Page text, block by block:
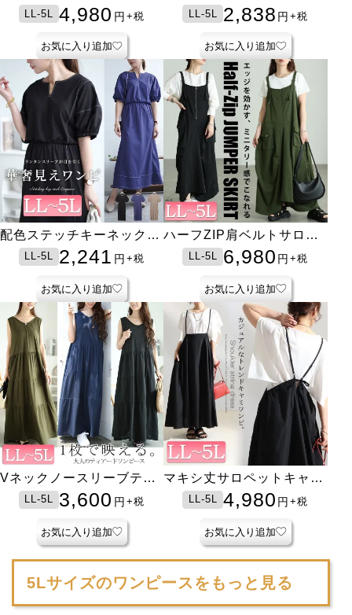
フォン袖ワンピース
LL-5L 4,980 円 +税
お気に入り追加
ソールワンピース
LL-5L 2,838 円 +税
お気に入り追加
配色ステッチキーネックギ
ャザーワンピース
LL-5L 2,241 円 +税
お気に入り追加
ハーフZIP肩ベルトサロペ
ットワンピース
LL-5L 6,980 円 +税
お気に入り追加
Vネックノースリーブティ
アードワンピース
LL-5L 3,600 円 +税
お気に入り追加
マキシ丈サロペットキャミ
ワンピース
LL-5L 4,980 円 +税
お気に入り追加
5Lサイズのワンピースをもっと見る